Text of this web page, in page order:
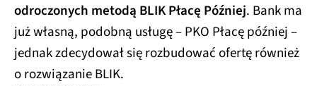
odroczonych metodą BLIK Płacę Później. Bank ma
już własną, podobną usługę – PKO Płacę później –
jednak zdecydował się rozbudować ofertę również
o rozwiązanie BLIK.